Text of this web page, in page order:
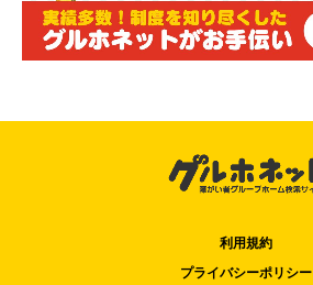
利用規約
プライバシーポリシー